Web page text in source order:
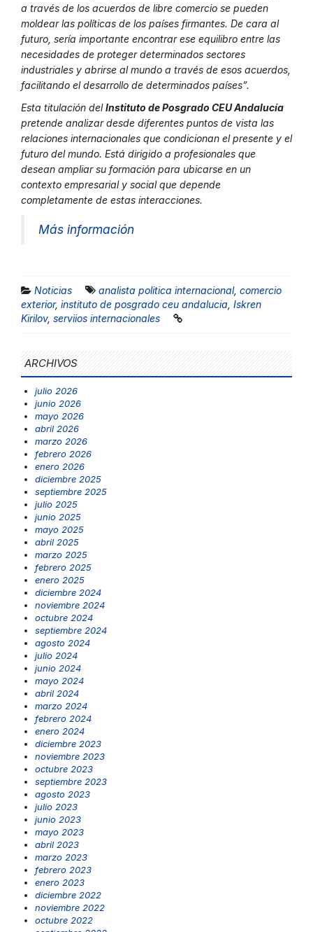
a través de los acuerdos de libre comercio se pueden
moldear las políticas de los países firmantes. De cara al
futuro, sería importante encontrar ese equilibro entre las
necesidades de proteger determinados sectores
industriales y abrirse al mundo a través de esos acuerdos,
facilitando el desarrollo de determinados países”.
Esta titulación delInstituto de Posgrado CEU Andalucía
pretende analizar desde diferentes puntos de vista las
relaciones internacionales que condicionan el presente y el
futuro del mundo. Está dirigido a profesionales que
desean ampliar su formación para ubicarse en un
contexto empresarial y social que depende
completamente de estas interacciones.
Más información
Noticias analista politica internacional, comercio
exterior, instituto de posgrado ceu andalucia Iskren
Kirilov, serviios internacionales
ARCHIVOS
julio 2026
junio 2026
mayo 2026
abril 2026
marzo 2026
febrero 2026
enero 2026
diciembre 2025
septiembre 2025
julio 2025
junio 2025
mayo 2025
abril 2025
marzo 2025
febrero 2025
enero 2025
diciembre 2024
noviembre 2024
octubre 2024
septiembre 2024
agosto 2024
julio 2024
junio 2024
mayo 2024
abril 2024
marzo 2024
febrero 2024
enero 2024
diciembre 2023
noviembre 2023
octubre 2023
septiembre 2023
agosto 2023
julio 2023
junio 2023
mayo 2023
abril 2023
marzo 2023
febrero 2023
enero 2023
diciembre 2022
noviembre 2022
octubre 2022